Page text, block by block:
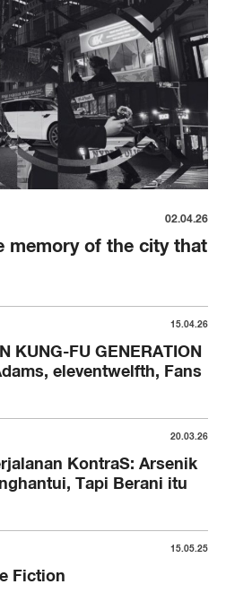
02.04.26
memory of the city that
15.04.26
KUNG-FU GENERATION
eleventwelfth, Fans
20.03.26
KontraS: Arsenik
Tapi Berani itu
15.05.25
Fiction